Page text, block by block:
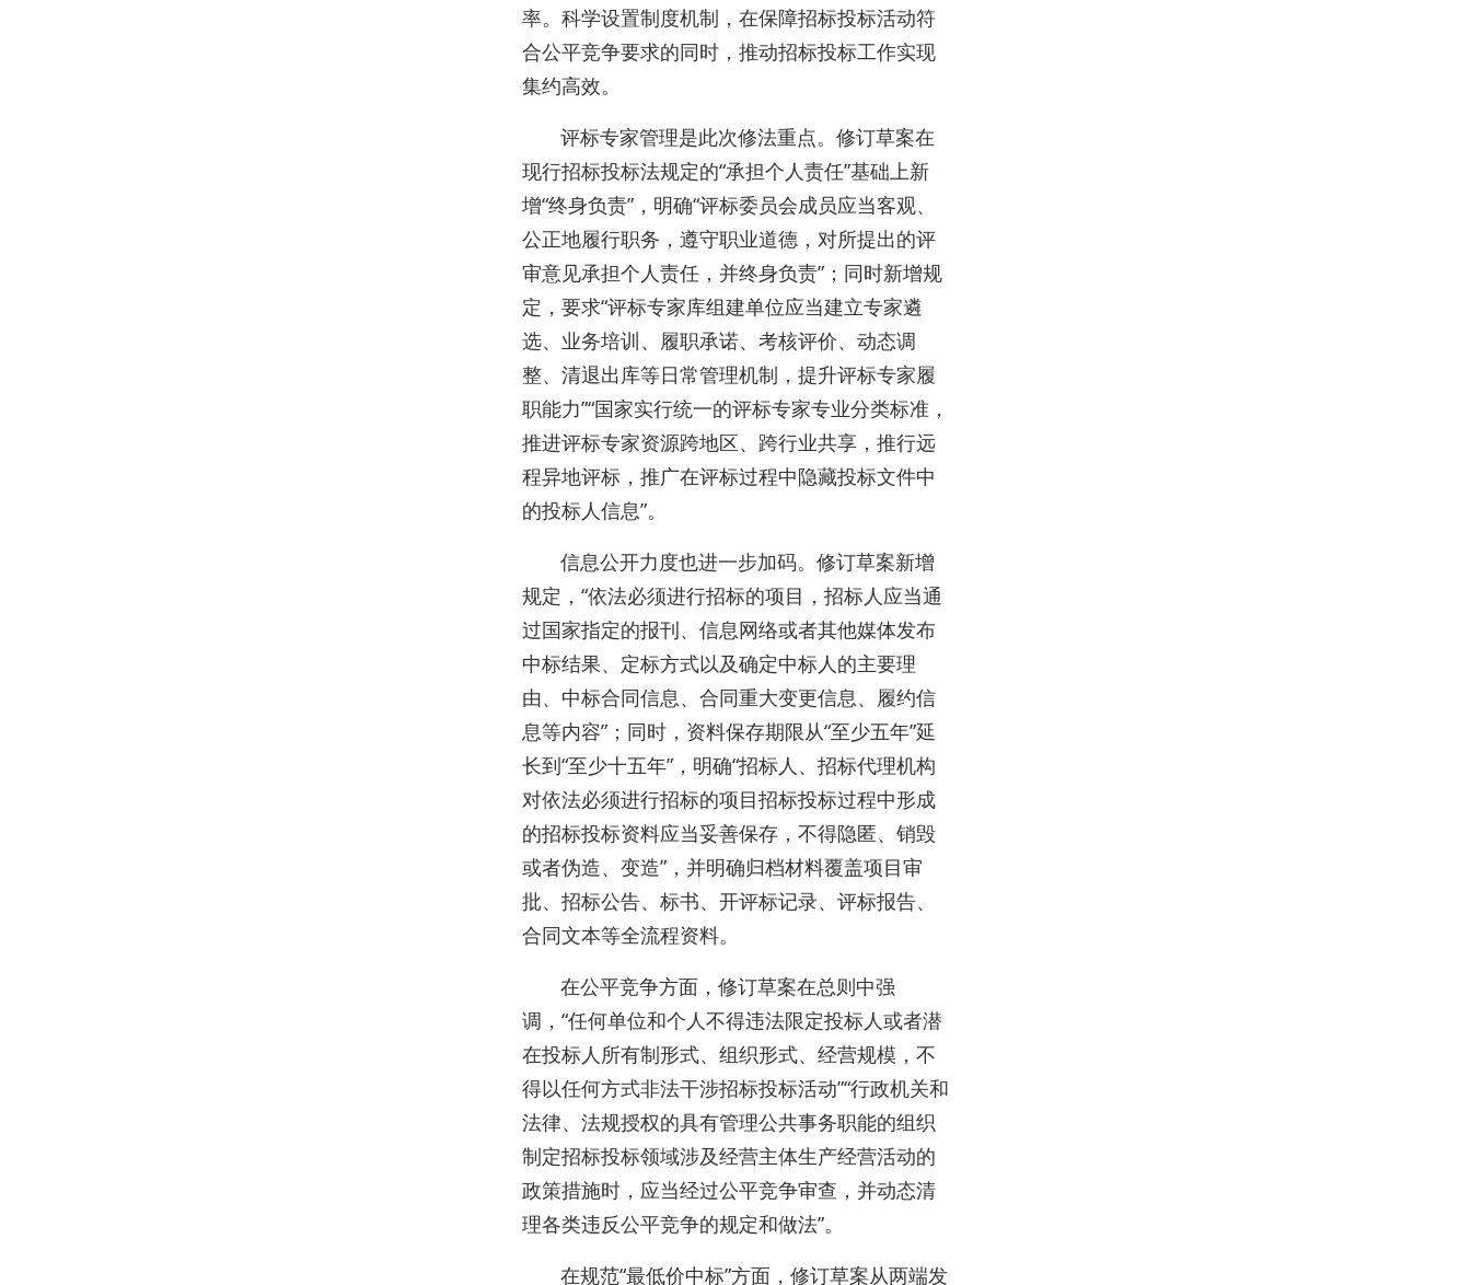
率。科学设置制度机制，在保障招标投标活动符
合公平竞争要求的同时，推动招标投标工作实现
集约高效。
评标专家管理是此次修法重点。修订草案在
现行招标投标法规定的“承担个人责任”基础上新
增“终身负责”，明确“评标委员会成员应当客观、
公正地履行职务，遵守职业道德，对所提出的评
审意见承担个人责任，并终身负责”；同时新增规
定，要求“评标专家库组建单位应当建立专家遴
选、业务培训、履职承诺、考核评价、动态调
整、清退出库等日常管理机制，提升评标专家履
职能力”“国家实行统一的评标专家专业分类标准，
推进评标专家资源跨地区、跨行业共享，推行远
程异地评标，推广在评标过程中隐藏投标文件中
的投标人信息”。
信息公开力度也进一步加码。修订草案新增
规定，“依法必须进行招标的项目，招标人应当通
过国家指定的报刊、信息网络或者其他媒体发布
中标结果、定标方式以及确定中标人的主要理
由、中标合同信息、合同重大变更信息、履约信
息等内容”；同时，资料保存期限从“至少五年”延
长到“至少十五年”，明确“招标人、招标代理机构
对依法必须进行招标的项目招标投标过程中形成
的招标投标资料应当妥善保存，不得隐匿、销毁
或者伪造、变造”，并明确归档材料覆盖项目审
批、招标公告、标书、开评标记录、评标报告、
合同文本等全流程资料。
在公平竞争方面，修订草案在总则中强
调，“任何单位和个人不得违法限定投标人或者潜
在投标人所有制形式、组织形式、经营规模，不
得以任何方式非法干涉招标投标活动”“行政机关和
法律、法规授权的具有管理公共事务职能的组织
制定招标投标领域涉及经营主体生产经营活动的
政策措施时，应当经过公平竞争审查，并动态清
理各类违反公平竞争的规定和做法”。
在规范“最低价中标”方面，修订草案从两端发